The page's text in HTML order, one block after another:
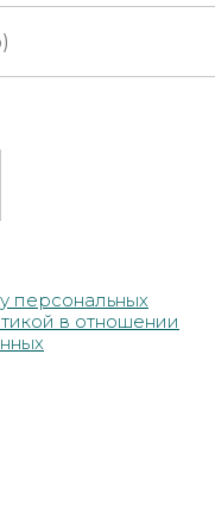
персональных
икой в отношении